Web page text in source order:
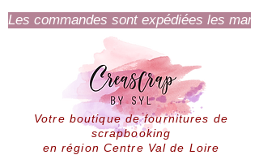
Les commandes sont expédiées les
Votre boutique de fournitures de
scrapbooking
en région Centre Val de Loire